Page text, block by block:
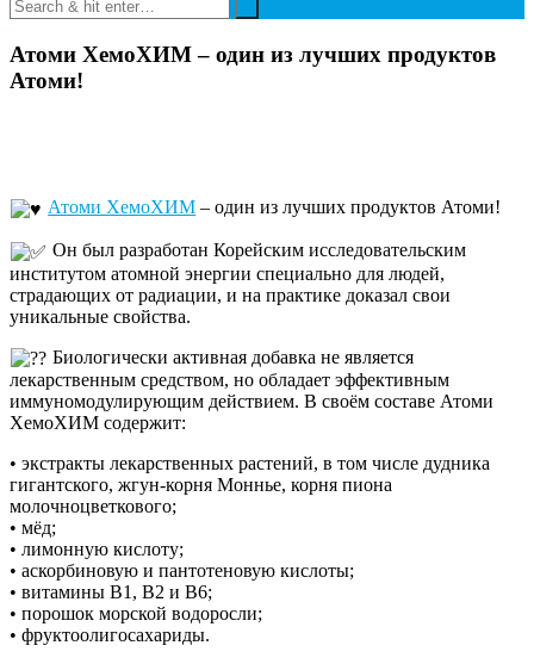
Атоми ХемоХИМ – один из лучших продуктов
Атоми!
Атоми ХемоХИМ – один из лучших продуктов Атоми!
Он был разработан Корейским исследовательским
институтом атомной энергии специально для людей,
страдающих от радиации, и на практике доказал свои
уникальные свойства.
Биологически активная добавка не является
лекарственным средством, но обладает эффективным
иммуномодулирующим действием. В своём составе Атоми
ХемоХИМ содержит:
• экстракты лекарственных растений, в том числе дудника
гигантского, жгун-корня Моннье, корня пиона
молочноцветкового;
• мёд;
• лимонную кислоту;
• аскорбиновую и пантотеновую кислоты;
• витамины В1, В2 и В6;
• порошок морской водоросли;
• фруктоолигосахариды.